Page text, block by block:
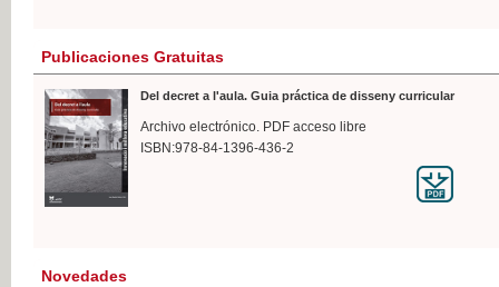
Publicaciones Gratuitas
Del decret a l'aula. Guia práctica de disseny curricular
Archivo electrónico. PDF acceso libre
ISBN:978-84-1396-436-2
Novedades